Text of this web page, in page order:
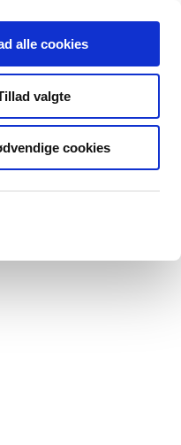
alle cookies
valgte
cookies